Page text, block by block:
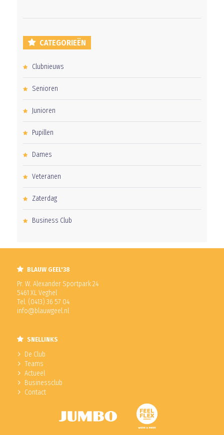
CATEGORIEËN
Clubnieuws
Senioren
Junioren
Pupillen
Dames
Veteranen
Zaterdag
Business Club
BLAUW GEEL'38
Pr. W. Alexander Sportpark 24
5461 XL Veghel
Tel. (0413) 36 57 04
info@blauwgeel.nl
SNELLINKS
De Club
Teams
Actueel
Businessclub
Contact